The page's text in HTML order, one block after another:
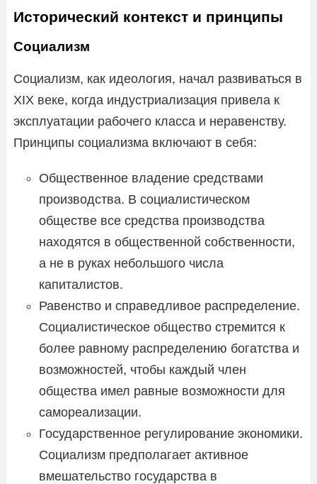
Исторический контекст и принципы
Социализм
Социализм, как идеология, начал развиваться в
XIX веке, когда индустриализация привела к
эксплуатации рабочего класса и неравенству.
Принципы социализма включают в себя:
Общественное владение средствами
производства. В социалистическом
обществе все средства производства
находятся в общественной собственности,
а не в руках небольшого числа
капиталистов.
Равенство и справедливое распределение.
Социалистическое общество стремится к
более равному распределению богатства и
возможностей, чтобы каждый член
общества имел равные возможности для
самореализации.
Государственное регулирование экономики.
Социализм предполагает активное
вмешательство государства в